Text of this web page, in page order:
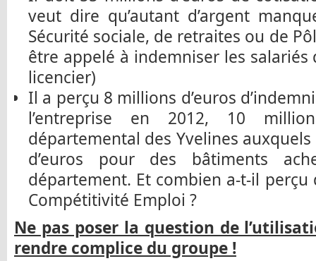
veut dire qu’autant d’argent
Sécurité sociale, de retraites ou de
être appelé à indemniser les salariés
licencier)
Il a perçu 8 millions d’euros
l’entreprise en 2012, 10
départemental des Yvelines
d’euros pour des bâtiments
département. Et combien a-t-il
Compétitivité Emploi ?
Ne pas poser la question de
rendre complice du groupe !